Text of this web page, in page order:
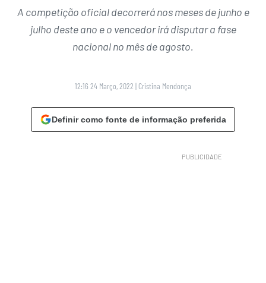
A competição oficial decorrerá nos meses de junho e
julho deste ano e o vencedor irá disputar a fase
nacional no mês de agosto.
12:16 24 Março, 2022 | Cristina Mendonça
Definir como fonte de informação preferida